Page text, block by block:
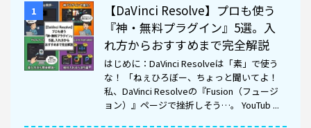
1
【DaVinci Resolve】プロも使う
『神・無料プラグイン』5選。入
れ方からおすすめまで完全解説
はじめに：DaVinci Resolveは「素」で使う
な！ 「ねぇひろぼー、ちょっと聞いてよ！
私、DaVinci Resolveの『Fusion（フュージ
ョン）』ページで挫折しそう…。 YouTub ...